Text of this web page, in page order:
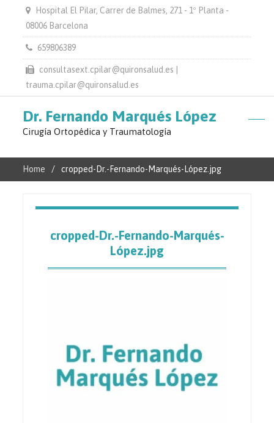
Hospital El Pilar, Carrer de Balmes, 271 - 1º Planta -
08006 Barcelona
659806389
consultasext.cpilar@quironsalud.es |
trauma.cpilar@quironsalud.es
Dr. Fernando Marqués López
Cirugía Ortopédica y Traumatología
Home cropped-Dr.-Fernando-Marqués-López.jpg
cropped-Dr.-Fernando-Marqués-
López.jpg